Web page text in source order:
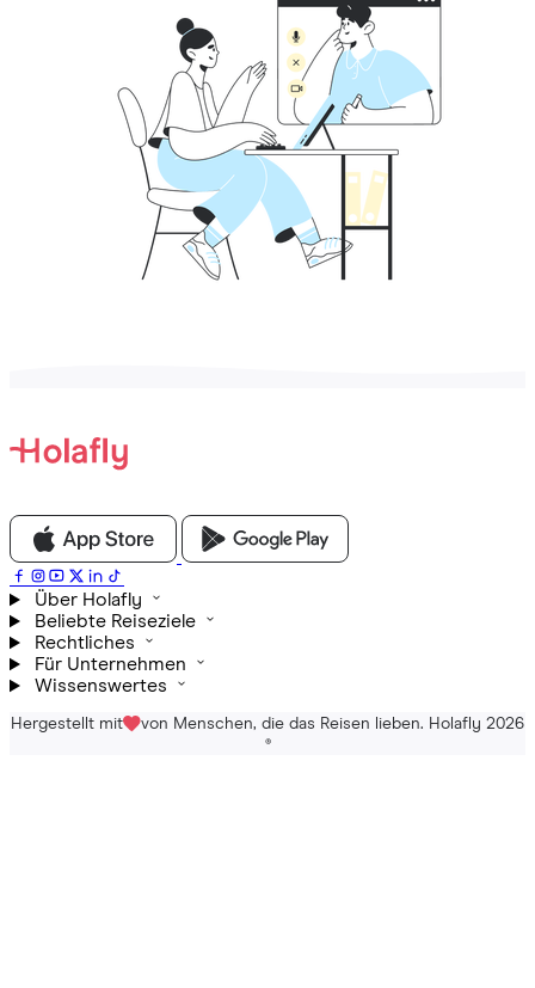
Über Holafly
Beliebte Reiseziele
Rechtliches
Für Unternehmen
Wissenswertes
Hergestellt mit von Menschen, die das Reisen lieben. Holafly 2026
®